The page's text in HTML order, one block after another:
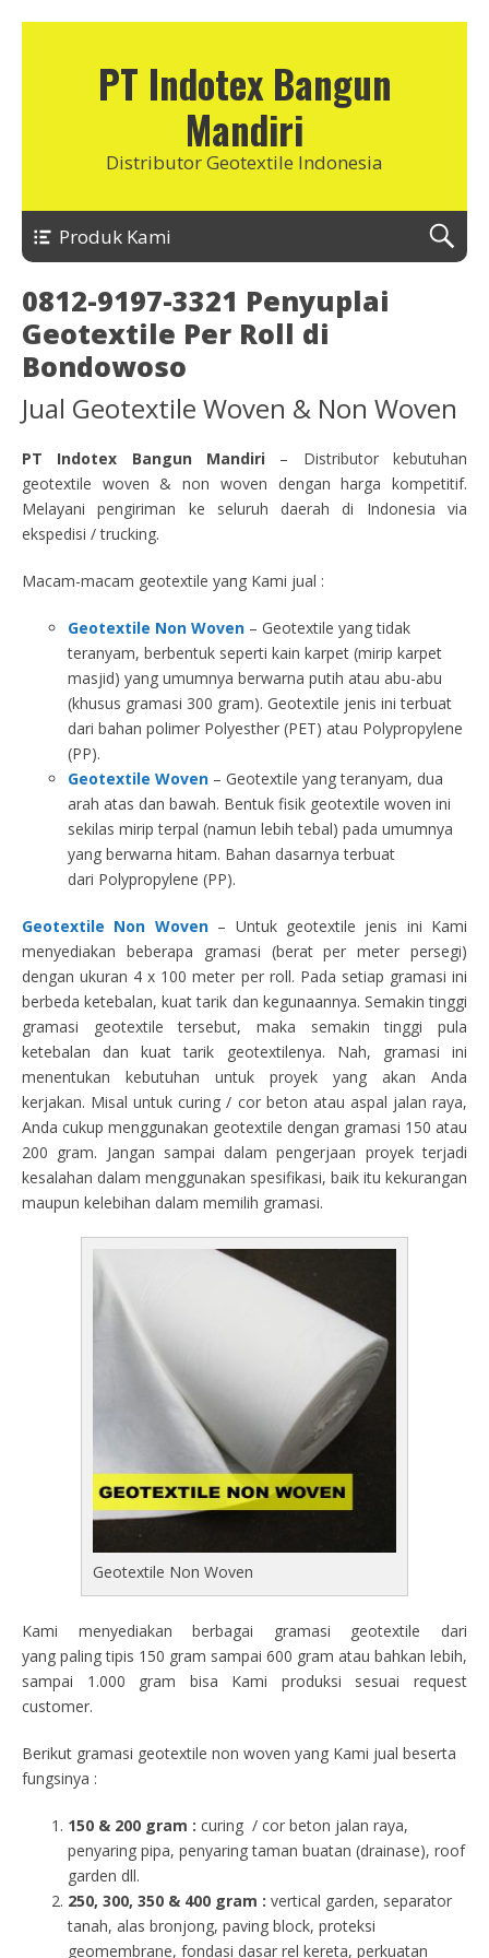
PT Indotex Bangun
Mandiri
Distributor Geotextile Indonesia
Produk Kami
0812-9197-3321 Penyuplai
Geotextile Per Roll di
Bondowoso
Jual Geotextile Woven & Non Woven
PT Indotex Bangun Mandiri – Distributor kebutuhan
geotextile woven & non woven dengan harga kompetitif.
Melayani pengiriman ke seluruh daerah di Indonesia via
ekspedisi / trucking.
Macam-macam geotextile yang Kami jual :
Geotextile Non Woven – Geotextile yang tidak
teranyam, berbentuk seperti kain karpet (mirip karpet
masjid) yang umumnya berwarna putih atau abu-abu
(khusus gramasi 300 gram). Geotextile jenis ini terbuat
dari bahan polimer Polyesther (PET) atau Polypropylene
(PP).
Geotextile Woven – Geotextile yang teranyam, dua
arah atas dan bawah. Bentuk fisik geotextile woven ini
sekilas mirip terpal (namun lebih tebal) pada umumnya
yang berwarna hitam. Bahan dasarnya terbuat
dari Polypropylene (PP).
Geotextile Non Woven– Untuk geotextile jenis ini Kami
menyediakan beberapa gramasi (berat per meter persegi)
dengan ukuran 4 x 100 meter per roll. Pada setiap gramasi ini
berbeda ketebalan, kuat tarik dan kegunaannya. Semakin tinggi
gramasi geotextile tersebut, maka semakin tinggi pula
ketebalan dan kuat tarik geotextilenya. Nah, gramasi ini
menentukan kebutuhan untuk proyek yang akan Anda
kerjakan. Misal untuk curing / cor beton atau aspal jalan raya,
Anda cukup menggunakan geotextile dengan gramasi 150 atau
200 gram. Jangan sampai dalam pengerjaan proyek terjadi
kesalahan dalam menggunakan spesifikasi, baik itu kekurangan
maupun kelebihan dalam memilih gramasi.
Geotextile Non Woven
Kami menyediakan berbagai gramasi geotextile dari
yang paling tipis 150 gram sampai 600 gram atau bahkan lebih,
sampai 1.000 gram bisa Kami produksi sesuai request
customer.
Berikut gramasi geotextile non woven yang Kami jual beserta
fungsinya :
150 & 200 gram : curing / cor beton jalan raya,
penyaring pipa, penyaring taman buatan (drainase), roof
garden dll.
250, 300, 350 & 400 gram : vertical garden, separator
tanah, alas bronjong, paving block, proteksi
geomembrane, fondasi dasar rel kereta, perkuatan